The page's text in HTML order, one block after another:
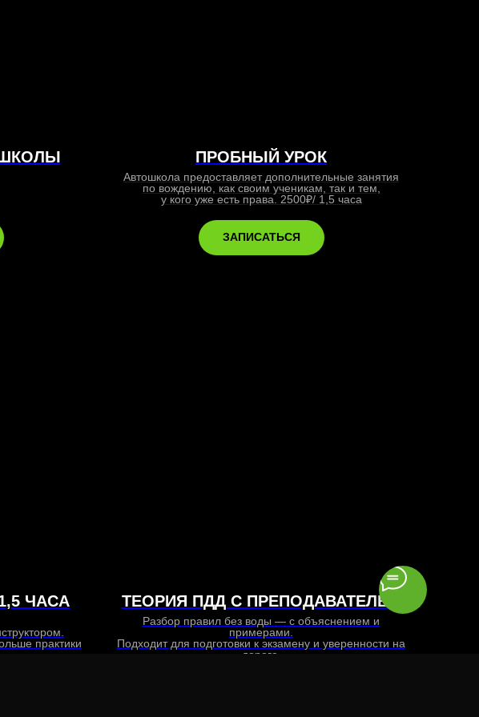
ПРОБНЫЙ УРОК
Автошкола предоставляет дополнительные занятия
по вождению, как своим ученикам, так и тем,
у кого уже есть права. 2500₽/ 1,5 часа
ЗАПИСАТЬСЯ
ЧАСА
практики
ТЕОРИЯ ПДД С ПРЕПОДАВАТЕЛЕМ
Разбор правил без воды — с объяснением и
примерами.
Подходит для подготовки к экзамену и уверенности на
дороге.